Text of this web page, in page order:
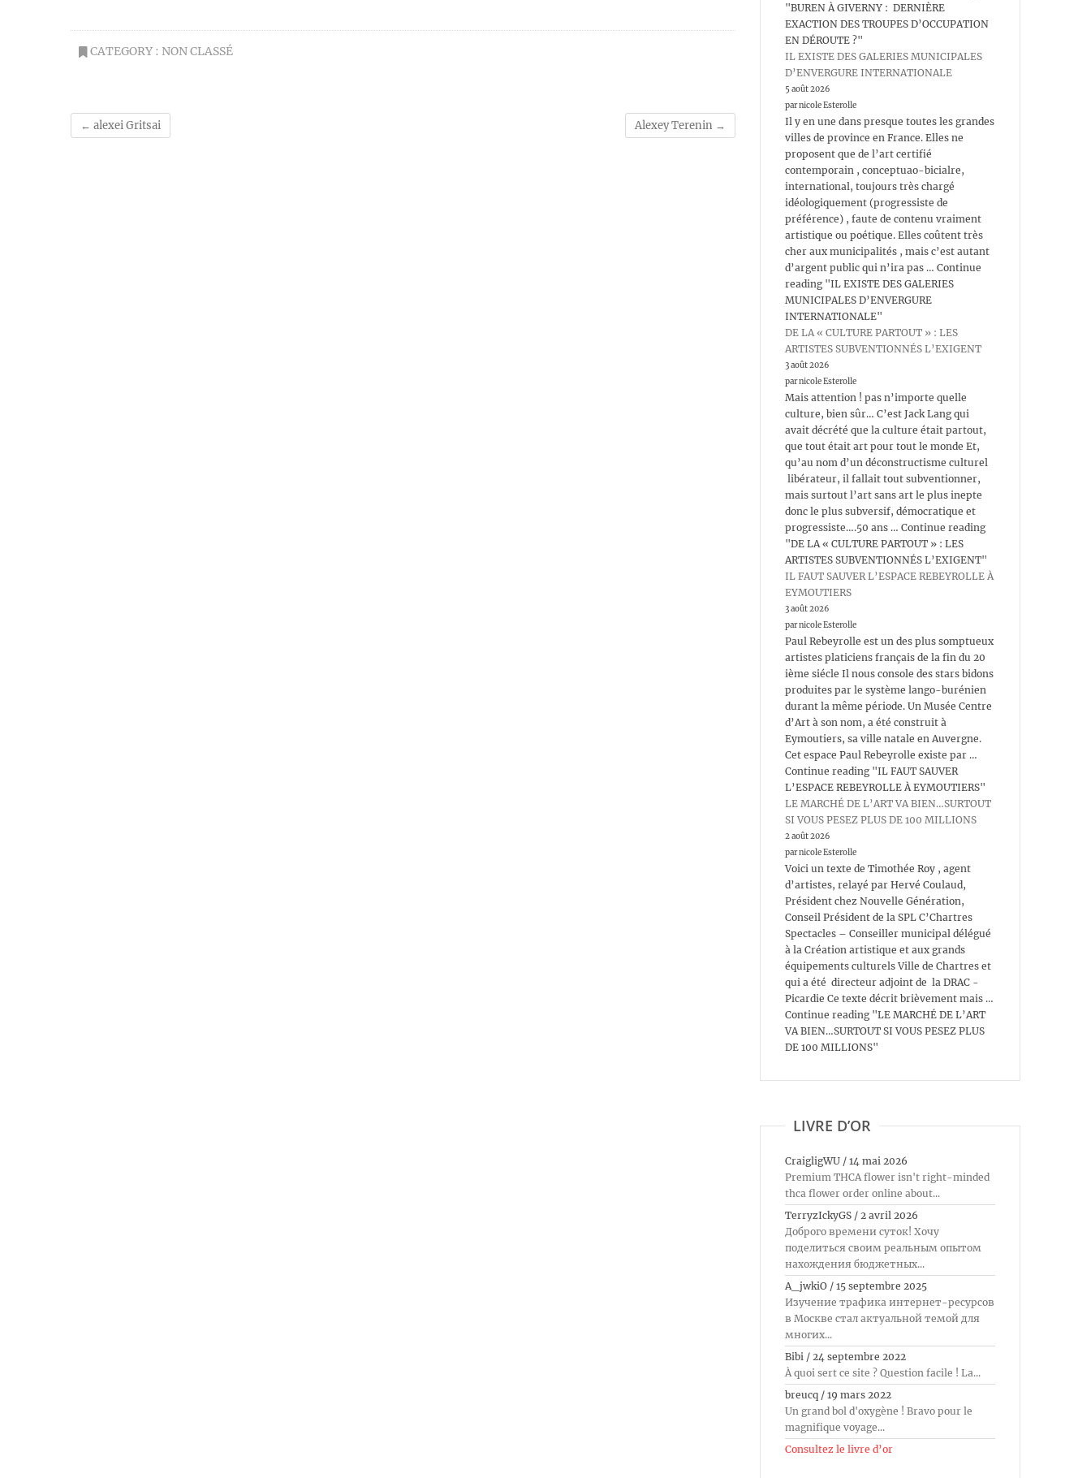
CATEGORY : NON CLASSÉ
← alexei Gritsai Alexey Terenin →
"BUREN À GIVERNY : DERNIÈRE
EXACTION DES TROUPES D’OCCUPATION
EN DÉROUTE ?"
IL EXISTE DES GALERIES MUNICIPALES
D’ENVERGURE INTERNATIONALE
5 août 2026
par nicole Esterolle
Il y en une dans presque toutes les grandes
villes de province en France. Elles ne
proposent que de l’art certifié
contemporain , conceptuao-bicialre,
international, toujours très chargé
idéologiquement (progressiste de
préférence) , faute de contenu vraiment
artistique ou poétique. Elles coûtent très
cher aux municipalités , mais c’est autant
d’argent public qui n’ira pas … Continue
reading "IL EXISTE DES GALERIES
MUNICIPALES D’ENVERGURE
INTERNATIONALE"
DE LA « CULTURE PARTOUT » : LES
ARTISTES SUBVENTIONNÉS L’EXIGENT
3 août 2026
par nicole Esterolle
Mais attention ! pas n’importe quelle
culture, bien sûr… C’est Jack Lang qui
avait décrété que la culture était partout,
que tout était art pour tout le monde Et,
qu’au nom d’un déconstructisme culturel
libérateur, il fallait tout subventionner,
mais surtout l’art sans art le plus inepte
donc le plus subversif, démocratique et
progressiste….50 ans … Continue reading
"DE LA « CULTURE PARTOUT » : LES
ARTISTES SUBVENTIONNÉS L’EXIGENT"
IL FAUT SAUVER L’ESPACE REBEYROLLE À
EYMOUTIERS
3 août 2026
par nicole Esterolle
Paul Rebeyrolle est un des plus somptueux
artistes platiciens français de la fin du 20
ième siécle Il nous console des stars bidons
produites par le système lango-burénien
durant la même période. Un Musée Centre
d’Art à son nom, a été construit à
Eymoutiers, sa ville natale en Auvergne.
Cet espace Paul Rebeyrolle existe par …
Continue reading "IL FAUT SAUVER
L’ESPACE REBEYROLLE À EYMOUTIERS"
LE MARCHÉ DE L’ART VA BIEN…SURTOUT
SI VOUS PESEZ PLUS DE 100 MILLIONS
2 août 2026
par nicole Esterolle
Voici un texte de Timothée Roy , agent
d’artistes, relayé par Hervé Coulaud,
Président chez Nouvelle Génération,
Conseil Président de la SPL C’Chartres
Spectacles – Conseiller municipal délégué
à la Création artistique et aux grands
équipements culturels Ville de Chartres et
qui a été directeur adjoint de la DRAC -
Picardie Ce texte décrit brièvement mais …
Continue reading "LE MARCHÉ DE L’ART
VA BIEN…SURTOUT SI VOUS PESEZ PLUS
DE 100 MILLIONS"
LIVRE D’OR
CraigligWU / 14 mai 2026
Premium THCA flower isn't right-minded
thca flower order online about...
TerryzIckyGS / 2 avril 2026
Доброго времени суток! Хочу
поделиться своим реальным опытом
нахождения бюджетных...
A_jwkiO / 15 septembre 2025
Изучение трафика интернет-ресурсов
в Москве стал актуальной темой для
многих...
Bibi / 24 septembre 2022
À quoi sert ce site ? Question facile ! La...
breucq / 19 mars 2022
Un grand bol d'oxygène ! Bravo pour le
magnifique voyage...
Consultez le livre d’or